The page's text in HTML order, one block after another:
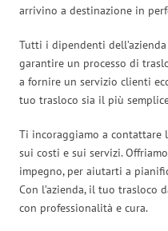
arrivino a destinazione in
Tutti i dipendenti
garantire un processo di
a fornire un servizio clienti
tuo trasloco sia il più
Ti incoraggiamo a contattare
sui costi e sui servizi.
impegno, per aiutarti a
Con l’azienda, il tuo trasloco
con professionalità e cura.